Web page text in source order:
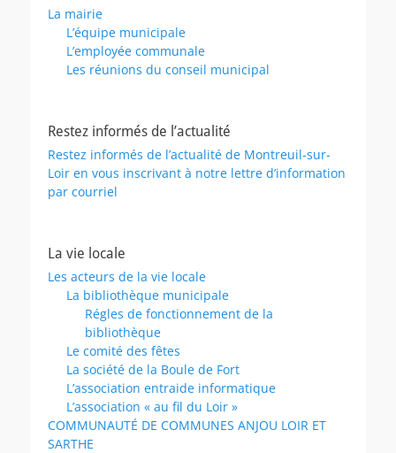
La mairie
L’équipe municipale
L’employée communale
Les réunions du conseil municipal
Restez informés de l’actualité
Restez informés de l’actualité de Montreuil-sur-
Loir en vous inscrivant à notre lettre d’information
par courriel
La vie locale
Les acteurs de la vie locale
La bibliothèque municipale
Régles de fonctionnement de la
bibliothèque
Le comité des fêtes
La société de la Boule de Fort
L’association entraide informatique
L’association « au fil du Loir »
COMMUNAUTÉ DE COMMUNES ANJOU LOIR ET
SARTHE